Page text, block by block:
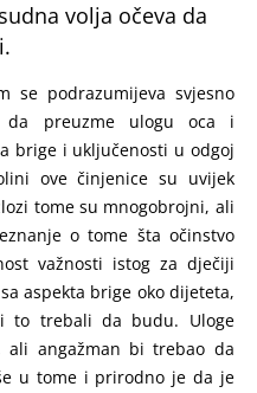
volja očeva da
se podrazumijeva svjesno
da preuzme ulogu oca i
brige i uključenosti u odgoj
ove činjenice su uvijek
tome su mnogobrojni, ali
o tome šta očinstvo
važnosti istog za dječiji
aspekta brige oko dijeteta,
to trebali da budu. Uloge
ali angažman bi trebao da
u tome i prirodno je da je